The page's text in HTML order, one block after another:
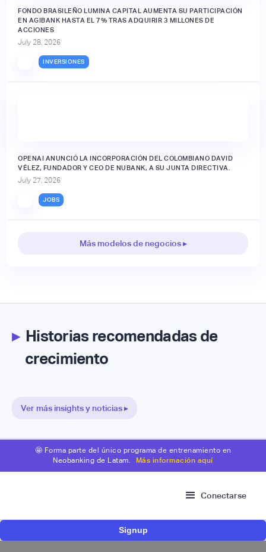
FONDO BRASILEÑO LUMINA CAPITAL AUMENTA SU PARTICIPACIÓN
EN AGIBANK HASTA EL 7% TRAS ADQUIRIR 3 MILLONES DE
ACCIONES
July 28, 2026
INVERSIONES
OPENAI ANUNCIÓ LA INCORPORACIÓN DEL COLOMBIANO DAVID
VÉLEZ, FUNDADOR Y CEO DE NUBANK, A SU JUNTA DIRECTIVA.
July 27, 2026
JOBS
Más modelos de negocios ▸
▸Historias recomendadas de
crecimiento
Ver más insights y noticias ▸
🤩 Forma parte del único programa de entrenamiento en
Neobanking de Latam.
Más información aquí
Conectarse
Signup